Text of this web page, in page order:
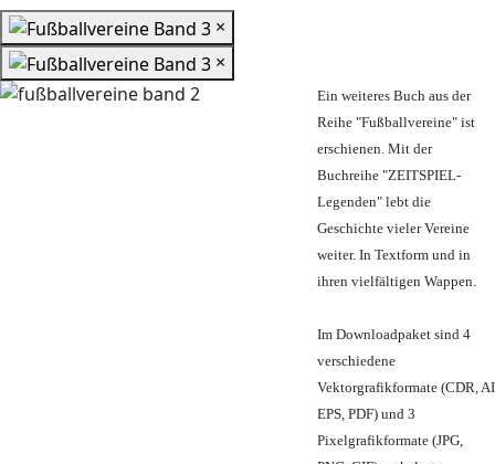
×
×
Ein weiteres Buch aus der
Reihe "Fußballvereine" ist
erschienen. Mit der
Buchreihe "ZEITSPIEL-
Legenden" lebt die
Geschichte vieler Vereine
weiter. In Textform und in
ihren vielfältigen Wappen.
Im Downloadpaket sind 4
verschiedene
Vektorgrafikformate (CDR, AI
EPS, PDF) und 3
Pixelgrafikformate (JPG,